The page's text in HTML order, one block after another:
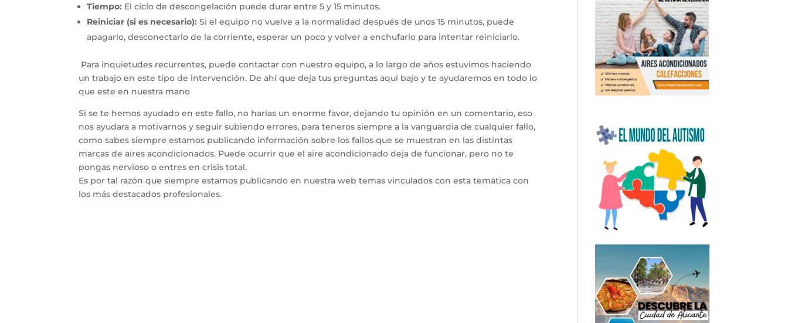
Tiempo: El ciclo de descongelación puede durar entre 5 y 15 minutos.
Reiniciar (si es necesario): Si el equipo no vuelve a la normalidad después de unos 15 minutos, puede
apagarlo, desconectarlo de la corriente, esperar un poco y volver a enchufarlo para intentar reiniciarlo.
Para inquietudes recurrentes, puede contactar con nuestro equipo, a lo largo de años estuvimos haciendo
un trabajo en este tipo de intervención. De ahí que deja tus preguntas aquí bajo y te ayudaremos en todo lo
que este en nuestra mano
Si se te hemos ayudado en este fallo, no harías un enorme favor, dejando tu opinión en un comentario, eso
nos ayudara a motivarnos y seguir subiendo errores, para teneros siempre a la vanguardia de cualquier fallo,
como sabes siempre estamos publicando información sobre los fallos que se muestran en las distintas
marcas de aires acondicionados. Puede ocurrir que el aire acondicionado deja de funcionar, pero no te
pongas nervioso o entres en crisis total.
Es por tal razón que siempre estamos publicando en nuestra web temas vinculados con esta temática con
los más destacados profesionales.